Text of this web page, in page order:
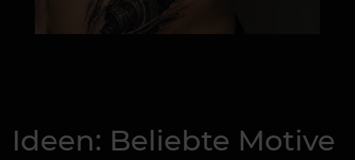
Ideen: Beliebte Motive